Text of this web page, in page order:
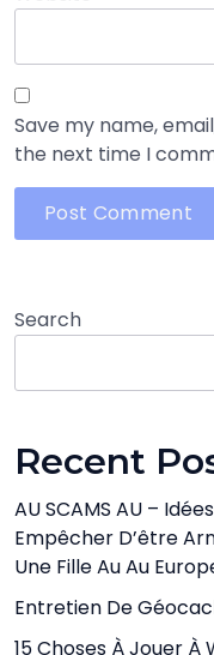
Save my name,
the next time I
Search
Recent
AU SCAMS AU –
Empêcher D’être
Une Fille Au Au
Entretien De
15 Choses À Jouer